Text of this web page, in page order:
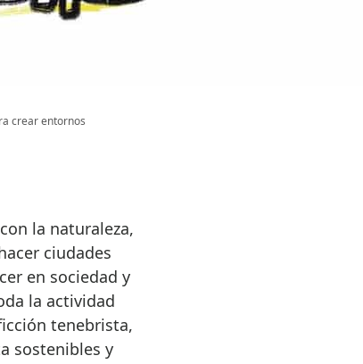
crear entornos
la naturaleza,
ciudades
en sociedad y
la actividad
tenebrista,
sostenibles y